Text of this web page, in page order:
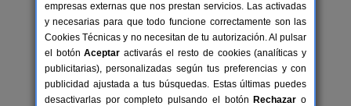
4 pers.
desde100 €
Solpor
Cabral (Pontevedra)
empresas externas que nos prestan servicios. Las activadas
y necesarias para que todo funcione correctamente son las
Cookies Técnicas y no necesitan de tu autorización. Al pulsar
el botónAceptar activarás el resto de cookies (analíticas y
publicitarias), personalizadas según tus preferencias y con
publicidad ajustada a tus búsquedas. Estas últimas puedes
desactivarlas por completo pulsando el botón Rechazar o